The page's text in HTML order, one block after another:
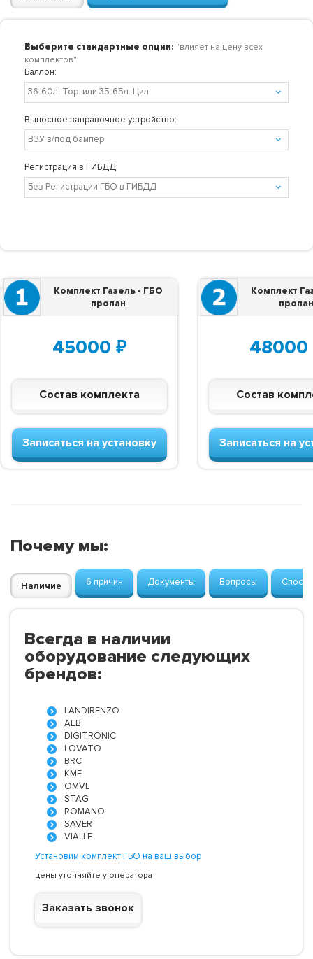
Выберите стандартные опции: "влияет на цену всех
комплектов"
Баллон:
Выносное заправочное устройство:
Регистрация в ГИБДД:
Комплект Газель - ГБО
пропан
45000 ₽
Состав комплекта
Записаться на установку
Комплект
48000
Состав
Записаться на
Почему мы:
Наличие 6 причин Документы Вопросы
Всегда в наличии
оборудование следующих
брендов:
LANDIRENZO
AEB
DIGITRONIC
LOVATO
BRC
KME
OMVL
STAG
ROMANO
SAVER
VIALLE
Установим комплект ГБО на ваш выбор
цены уточняйте у оператора
Заказать звонок